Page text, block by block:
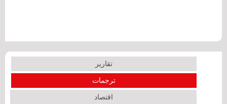
تقارير
ترجمات
اقتصاد